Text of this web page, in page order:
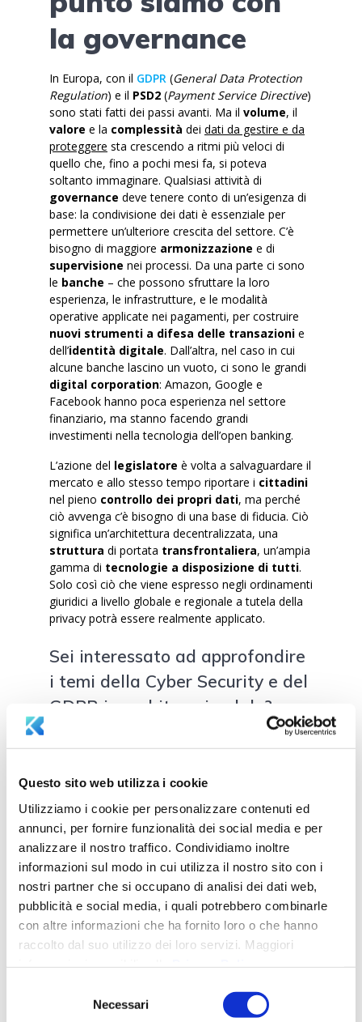
Questo sito web utilizza i cookie
Utilizziamo i cookie per personalizzare contenuti ed
annunci, per fornire funzionalità dei social media e per
analizzare il nostro traffico. Condividiamo inoltre
informazioni sul modo in cui utilizza il nostro sito con i
nostri partner che si occupano di analisi dei dati web,
pubblicità e social media, i quali potrebbero combinarle
con altre informazioni che ha fornito loro o che hanno
raccolto dal suo utilizzo dei loro servizi. Maggiori
Necessari
la governance
In Europa, con il GDPR (General Data Protection
Regulation) e il PSD2 (Payment Service Directive)
sono stati fatti dei passi avanti. Ma il volume, il
valore e la complessità dei dati da gestire e da
proteggere sta crescendo a ritmi più veloci di
quello che, fino a pochi mesi fa, si poteva
soltanto immaginare. Qualsiasi attività di
governance deve tenere conto di un’esigenza di
base: la condivisione dei dati è essenziale per
permettere un’ulteriore crescita del settore. C’è
bisogno di maggiore armonizzazione e di
supervisione nei processi. Da una parte ci sono
le banche – che possono sfruttare la loro
esperienza, le infrastrutture, e le modalità
operative applicate nei pagamenti, per costruire
nuovi strumenti a difesa delle transazioni e
dell’identità digitale. Dall’altra, nel caso in cui
alcune banche lascino un vuoto, ci sono le grandi
digital corporation: Amazon, Google e
Facebook hanno poca esperienza nel settore
finanziario, ma stanno facendo grandi
investimenti nella tecnologia dell’open banking.
L’azione del legislatore è volta a salvaguardare il
mercato e allo stesso tempo riportare i cittadini
nel pieno controllo dei propri dati, ma perché
ciò avvenga c’è bisogno di una base di fiducia. Ciò
significa un’architettura decentralizzata, una
struttura di portata transfrontaliera, un’ampia
gamma di tecnologie a disposizione di tutti.
Solo così ciò che viene espresso negli ordinamenti
giuridici a livello globale e regionale a tutela della
privacy potrà essere realmente applicato.
Sei interessato ad approfondire
i temi della Cyber Security e del
GDPR in ambito aziendale?
tuo posto per il Webinar
di Aksilia Group e
Welcome Italia che si
terrà lunedì 5 Ottobre
2020!
Condividi:
X Facebook LinkedIn
WhatsApp Telegram